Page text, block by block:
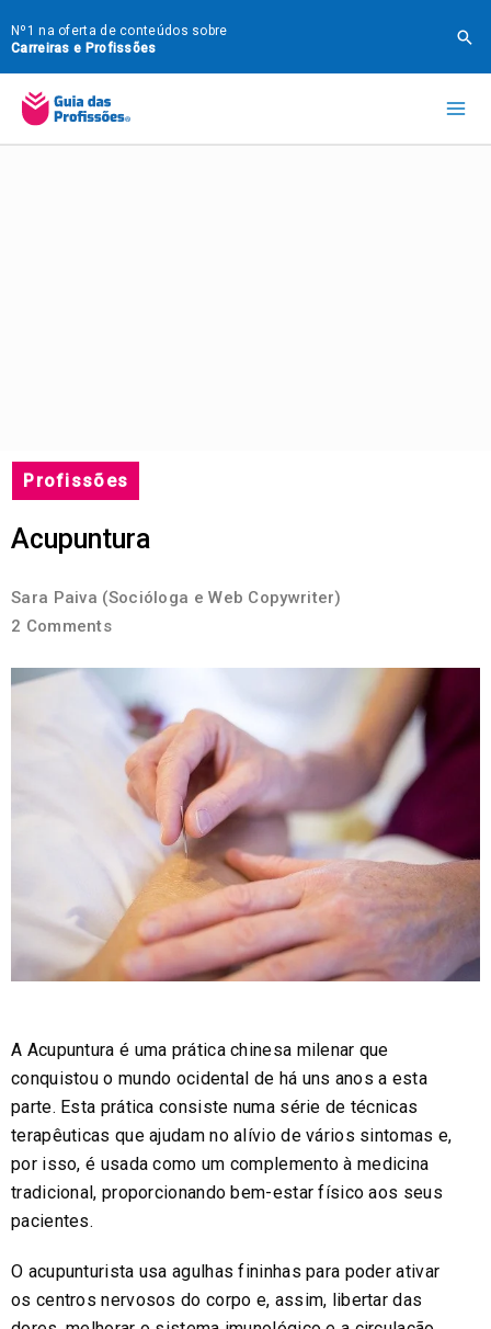
para
o
conteúdo
Nº1 na oferta de conteúdos sobre
Carreiras e Profissões
Profissões
Acupuntura
Sara Paiva (Socióloga e Web Copywriter)
2 Comments
A Acupuntura é uma prática chinesa milenar que
conquistou o mundo ocidental de há uns anos a esta
parte. Esta prática consiste numa série de técnicas
terapêuticas que ajudam no alívio de vários sintomas e,
por isso, é usada como um complemento à medicina
tradicional, proporcionando bem-estar físico aos seus
pacientes.
O acupunturista usa agulhas fininhas para poder ativar
os centros nervosos do corpo e, assim, libertar das